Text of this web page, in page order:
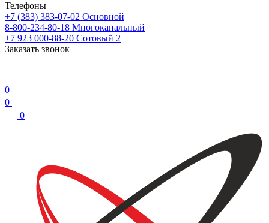
Телефоны
+7 (383) 383-07-02 Основной
8-800-234-80-18 Многоканальный
+7 923 000-88-20 Сотовый 2
Заказать звонок
0
0
0